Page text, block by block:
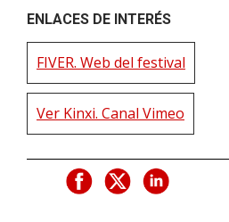
ENLACES DE INTERÉS
FIVER. Web del festival
Ver Kinxi. Canal Vimeo